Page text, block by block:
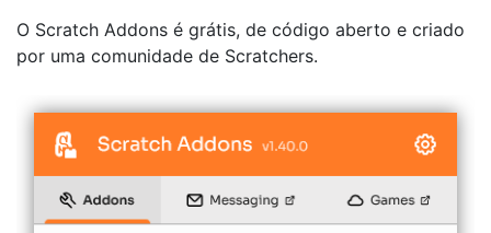
O Scratch Addons é grátis, de código aberto e criado
por uma comunidade de Scratchers.